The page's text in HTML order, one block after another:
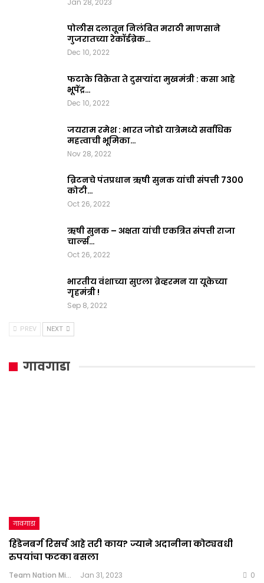
पोलीस दलातून निलंबित मराठी माणसाने
गुजरातच्या रेकॉर्डब्रेक…
Dec 10, 2022
फटाके विक्रेता ते दुसऱ्यांदा मुखमंत्री : कसा आहे
भूपेंद्र…
Dec 10, 2022
जयराम रमेश : भारत जोडो यात्रेमध्ये सर्वाधिक
महत्वाची भूमिका…
Nov 28, 2022
ब्रिटनचे पंतप्रधान ऋषी सुनक यांची संपत्ती 7300
कोटी…
Oct 26, 2022
ऋषी सुनक – अक्षता यांची एकत्रित संपत्ती राजा
चार्ल्स…
Oct 26, 2022
भारतीय वंशाच्या सुएला ब्रेव्हरमन या यूकेच्या
गृहमंत्री !
Sep 8, 2022
PREV NEXT
गावगाडा
गावगाडा
हिंडेनबर्ग रिसर्च आहे तरी काय? ज्याने अदानीना कोट्यवधी
रुपयांचा फटका बसला
Team Nation Mic Jan 31, 2023 0